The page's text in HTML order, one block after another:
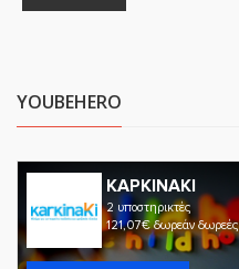
YOUBEHERO